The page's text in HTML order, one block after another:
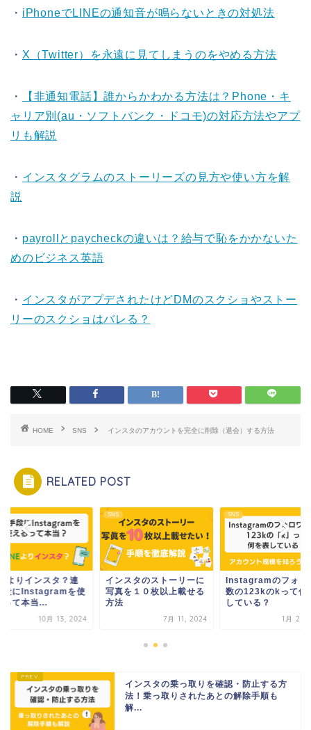
・ iPhoneでLINEの通知音が鳴らないときの対処法
・ X（Twitter）を永遠に見てしまうのをやめる方法
・
【非通知電話】誰からかわかる方法は？Phone・キ
ャリア別(au・ソフトバンク・ドコモ)の対応方法やアプ
リも解説
・ インスタグラムのストーリーズの見方や使い方を解
説
・ payrollとpaycheckの違いは？給与で恥をかかないた
めのビジネス英語
・ インスタがアプデされたけどDMのスクショやストー
リーのスクショはバレる？
HOME SNS インスタのアカウントを完全に削除（退会）する方法
RELATED POST
よりインスタ？連
段にInstagramを使
って本当...
10月 13, 2024
SNS
インスタのストーリーに
写真を１０枚以上載せる
方法
7月 11, 2024
SNS
Instagramのフォロ
数の123kのkって何
している？
1月 29,
インスタの乗っ取りを確認・防止する方
法！乗っ取りされたあとの解除手順も
解...